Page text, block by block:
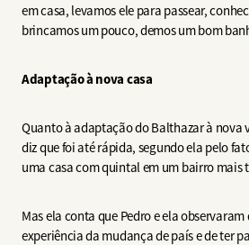
em casa, levamos ele para passear,
brincamos um pouco, demos um bom
Adaptação à nova casa
Quanto à adaptação do Balthazar à nova
diz que foi até rápida, segundo ela pelo
uma casa com quintal em um bairro mais
Mas ela conta que Pedro e ela observaram
experiência da mudança de país e de ter